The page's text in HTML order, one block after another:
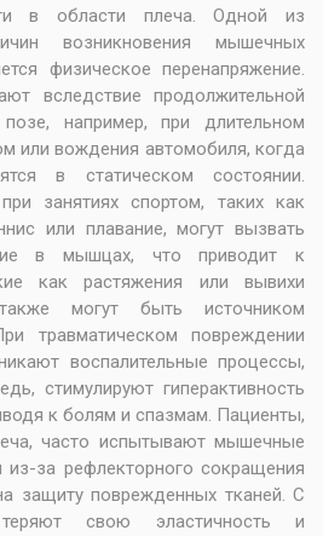
в области плеча. Одной из
возникновения мышечных
физическое перенапряжение.
вследствие продолжительной
например, при длительном
или вождения автомобиля, когда
в статическом состоянии.
занятиях спортом, таких как
или плавание, могут вызвать
в мышцах, что приводит к
как растяжения или вывихи
могут быть источником
травматическом повреждении
воспалительные процессы,
стимулируют гиперактивность
к болям и спазмам. Пациенты,
часто испытывают мышечные
за рефлекторного сокращения
защиту поврежденных тканей. С
свою эластичность и